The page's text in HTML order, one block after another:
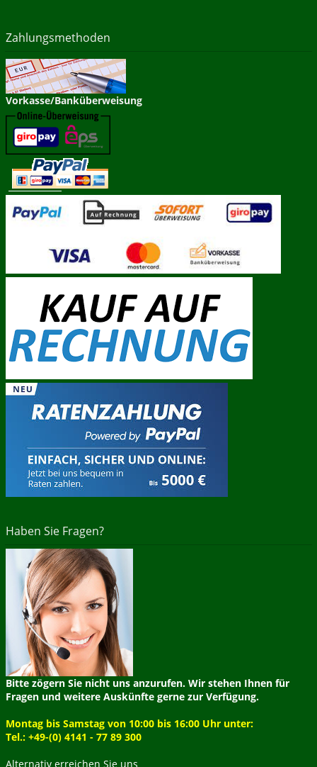
Zahlungsmethoden
Vorkasse/Banküberweisung
Haben Sie Fragen?
Bitte zögern Sie nicht uns anzurufen. Wir stehen Ihnen für
Fragen und weitere Auskünfte gerne zur Verfügung.
Montag bis Samstag von 10:00 bis 16:00 Uhr unter:
Tel.: +49-(0) 4141 - 77 89 300
Alternativ erreichen Sie uns